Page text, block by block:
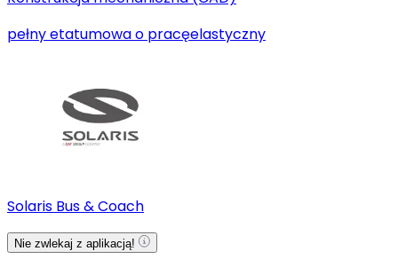
pełny etatumowa o pracęelastyczny
Solaris Bus & Coach
Nie zwlekaj z aplikacją!